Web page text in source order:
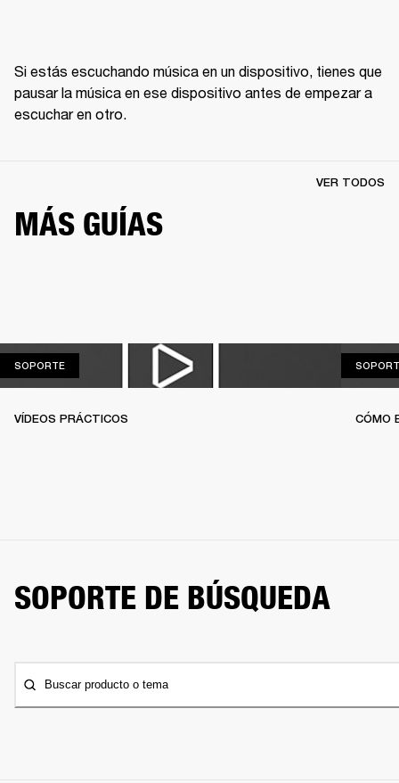
Si estás escuchando música en un dispositivo, tienes que
pausar la música en ese dispositivo antes de empezar a
escuchar en otro.
MÁS GUÍAS
VER TODOS
SOPORTESOPORTE
VÍDEOS PRÁCTICOS CÓMO
SOPORTE DE BÚSQUEDA
Buscar producto o tema